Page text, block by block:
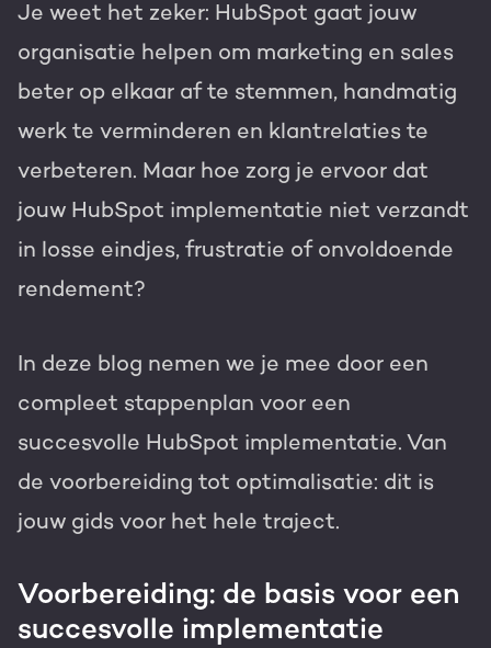
Je weet het zeker: HubSpot gaat jouw
organisatie helpen om marketing en sales
beter op elkaar af te stemmen, handmatig
werk te verminderen en klantrelaties te
verbeteren. Maar hoe zorg je ervoor dat
jouw HubSpot implementatie niet verzandt
in losse eindjes, frustratie of onvoldoende
rendement?
In deze blog nemen we je mee door een
compleet stappenplan voor een
succesvolle HubSpot implementatie. Van
de voorbereiding tot optimalisatie: dit is
jouw gids voor het hele traject.
Voorbereiding: de basis voor een
succesvolle implementatie